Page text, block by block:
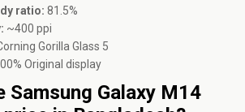
ratio: 81.5%
~400 ppi
Gorilla Glass 5
Original display
Samsung Galaxy M14